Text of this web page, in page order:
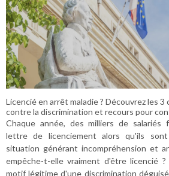
Licencié en arrêt maladie ? Découvrez les 3
contre la discrimination et recours pour
Chaque année, des milliers de salariés
lettre de licenciement alors qu'ils
situation générant incompréhension et
empêche-t-elle vraiment d'être licencié
motif légitime d'une discrimination